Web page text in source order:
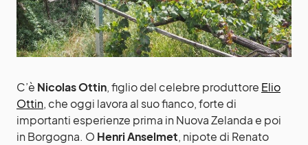
C’è Nicolas Ottin, figlio del celebre produttore Elio
Ottin, che oggi lavora al suo fianco, forte di
importanti esperienze prima in Nuova Zelanda e poi
in Borgogna. O Henri Anselmet, nipote di Renato